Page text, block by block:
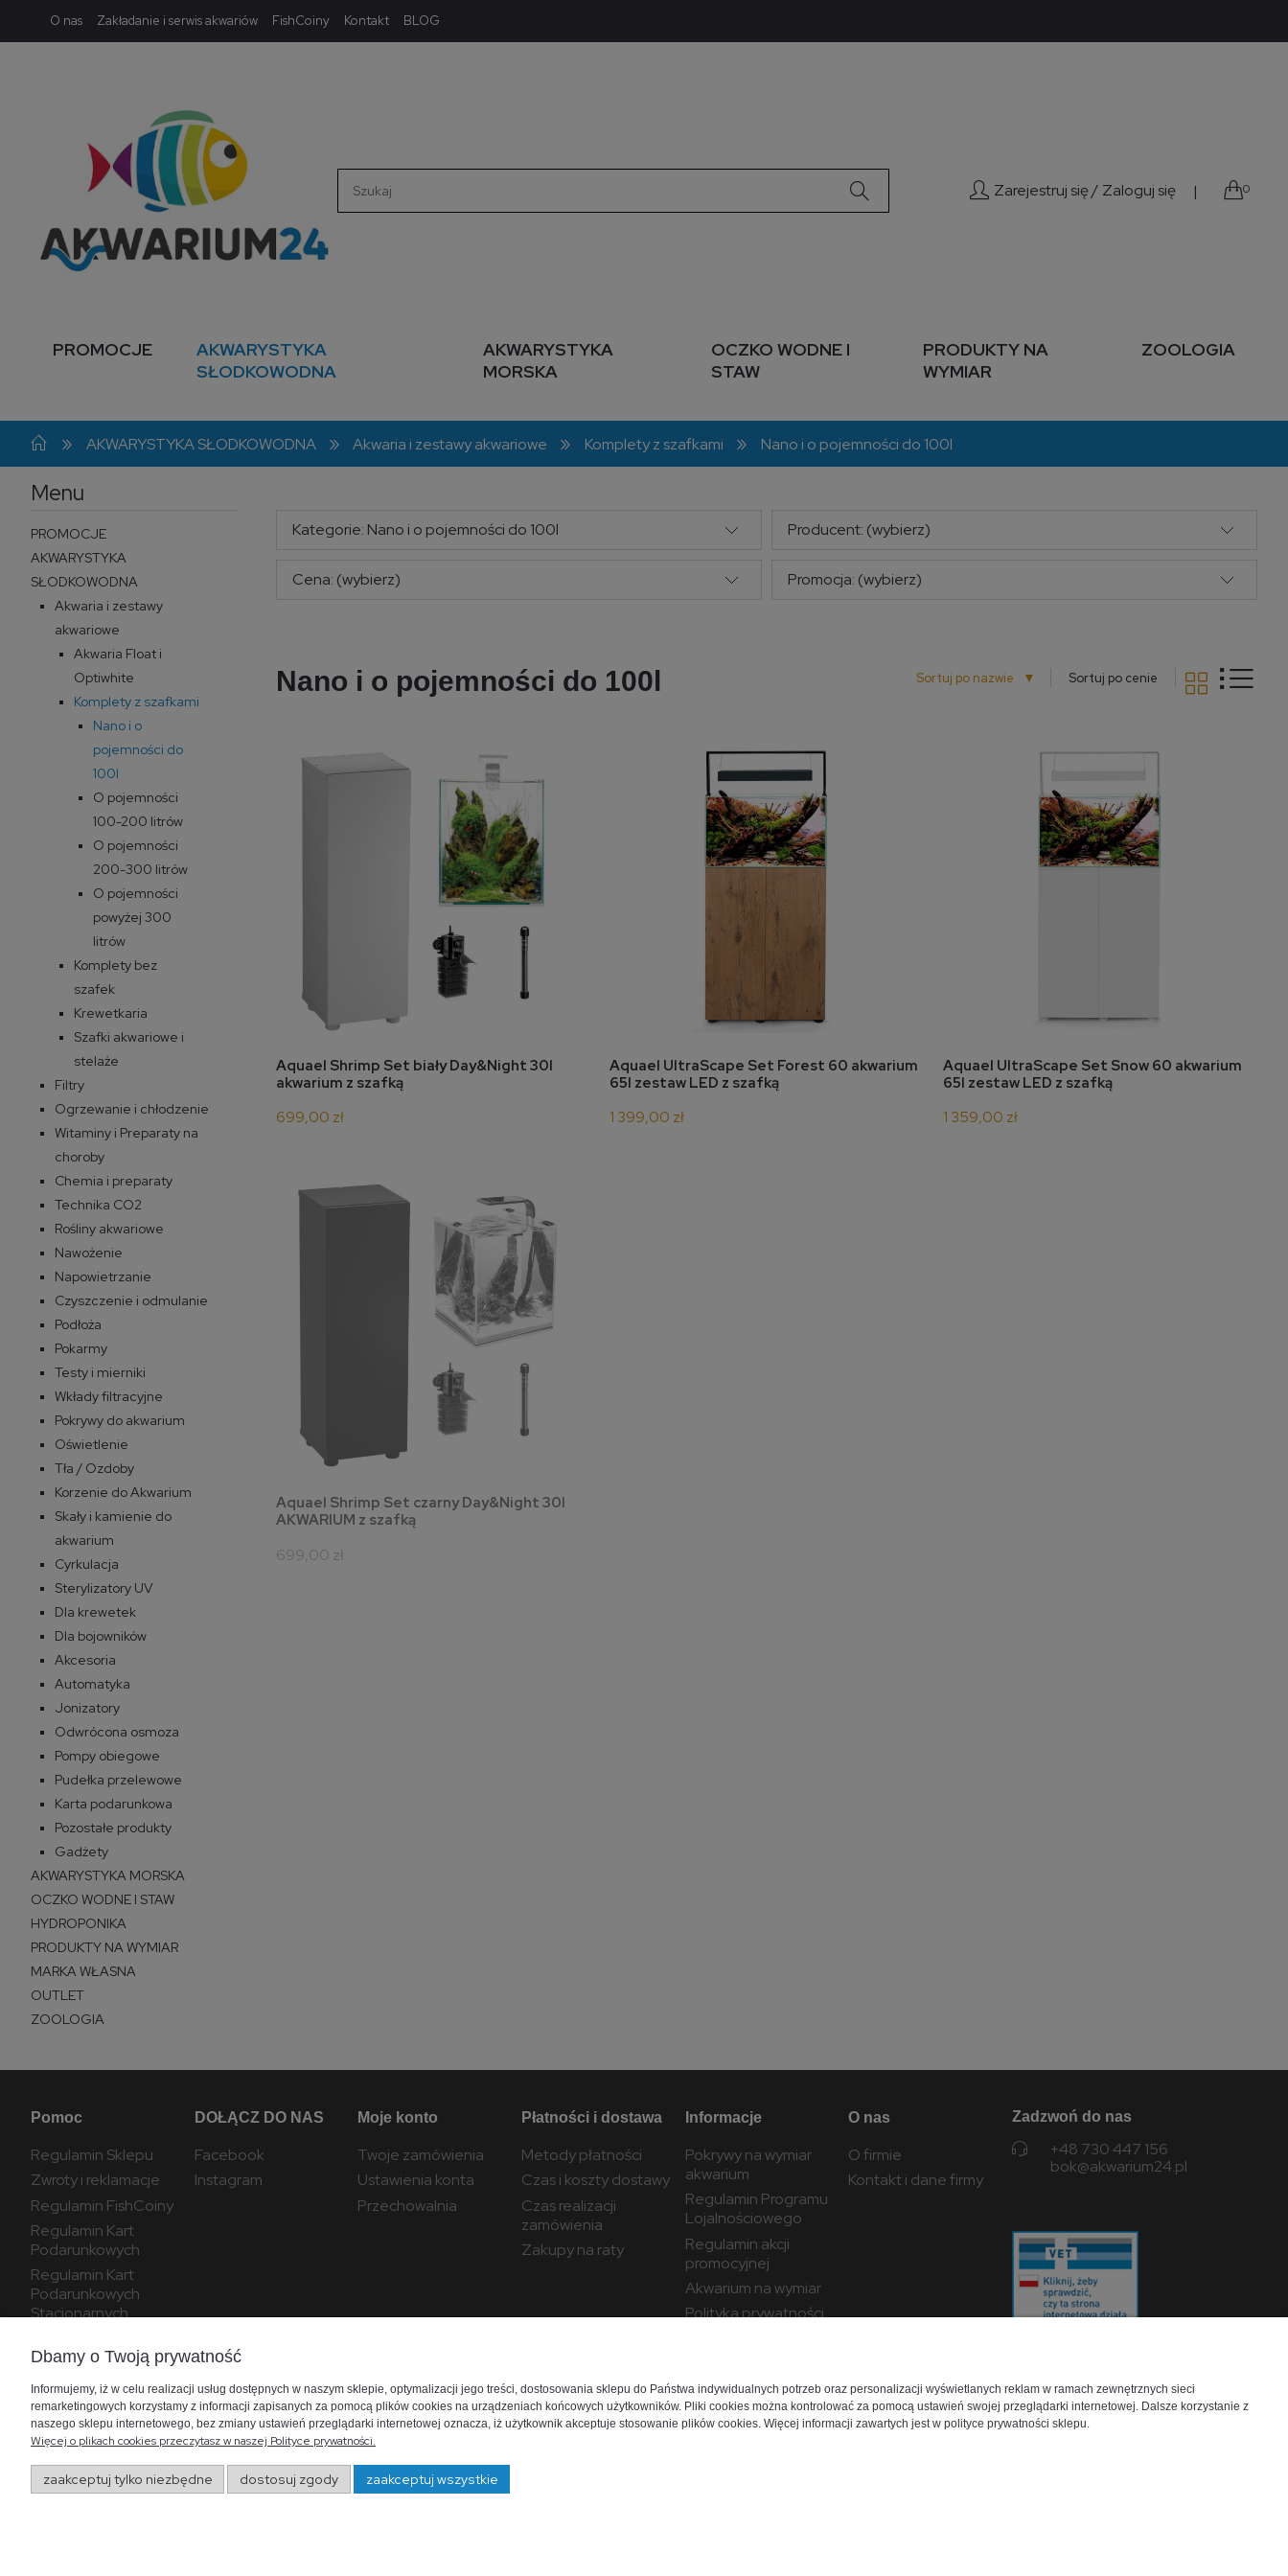
O nas Zakładanie i serwis akwariów FishCoiny Kontakt BLOG
Zarejestruj się / Zaloguj się | 0
PROMOCJE
AKWARYSTYKA
SŁODKOWODNA
AKWARYSTYKA
MORSKA
OCZKO WODNE I
STAW
PRODUKTY NA
WYMIAR
ZOOLOGIA
» AKWARYSTYKA SŁODKOWODNA » Akwaria i zestawy akwariowe » Komplety z szafkami » Nano i o pojemności do 100l
Menu
PROMOCJE
AKWARYSTYKA
SŁODKOWODNA
Akwaria i zestawy
akwariowe
Akwaria Float i
Optiwhite
Komplety z szafkami
Nano i o
pojemności do
100l
O pojemności
100-200 litrów
O pojemności
200-300 litrów
O pojemności
powyżej 300
litrów
Komplety bez
szafek
Krewetkaria
Szafki akwariowe i
stelaże
Filtry
Ogrzewanie i chłodzenie
Witaminy i Preparaty na
choroby
Chemia i preparaty
Technika CO2
Rośliny akwariowe
Nawożenie
Napowietrzanie
Czyszczenie i odmulanie
Podłoża
Pokarmy
Testy i mierniki
Wkłady filtracyjne
Pokrywy do akwarium
Oświetlenie
Tła / Ozdoby
Korzenie do Akwarium
Skały i kamienie do
akwarium
Cyrkulacja
Sterylizatory UV
Dla krewetek
Dla bojowników
Akcesoria
Automatyka
Jonizatory
Odwrócona osmoza
Pompy obiegowe
Pudełka przelewowe
Karta podarunkowa
Pozostałe produkty
Gadżety
AKWARYSTYKA MORSKA
OCZKO WODNE I STAW
HYDROPONIKA
PRODUKTY NA WYMIAR
MARKA WŁASNA
OUTLET
ZOOLOGIA
Kategorie: Nano i o pojemności do 100l Producent: (wybierz)
Cena: (wybierz) Promocja: (wybierz)
Nano i o pojemności do 100l Sortuj po nazwie ▼ Sortuj po cenie
do koszyka
Aquael Shrimp Set biały Day&Night 30l
akwarium z szafką
699,00 zł
do koszyka
Aquael UltraScape Set Forest 60 akwarium
65l zestaw LED z szafką
1 399,00 zł
do koszyka
Aquael UltraScape Set Snow 60 akwarium
65l zestaw LED z szafką
1 359,00 zł
powiadom o dostępności
Aquael Shrimp Set czarny Day&Night 30l
AKWARIUM z szafką
699,00 zł
Pomoc
Regulamin Sklepu
Zwroty i reklamacje
Regulamin FishCoiny
Regulamin Kart
Podarunkowych
Regulamin Kart
Podarunkowych
Stacjonarnych
LOJALNOŚCIOWY
DOŁĄCZ DO NAS
Facebook
Instagram
Moje konto
Twoje zamówienia
Ustawienia konta
Przechowalnia
Płatności i dostawa
Metody płatności
Czas i koszty dostawy
Czas realizacji
zamówienia
Zakupy na raty
Informacje
Pokrywy na wymiar
akwarium
Regulamin Programu
Lojalnościowego
Regulamin akcji
promocyjnej
Akwarium na wymiar
Polityka prywatności
O nas
O firmie
Kontakt i dane firmy
Zadzwoń do nas
+48 730 447 156
bok@akwarium24.pl
Wojewódzki Inspektorat
Dbamy o Twoją prywatność
Informujemy, iż w celu realizacji usług dostępnych w naszym sklepie, optymalizacji jego treści, dostosowania sklepu do Państwa indywidualnych potrzeb oraz personalizacji wyświetlanych reklam w ramach zewnętrznych sieci
remarketingowych korzystamy z informacji zapisanych za pomocą plików cookies na urządzeniach końcowych użytkowników. Pliki cookies można kontrolować za pomocą ustawień swojej przeglądarki internetowej. Dalsze korzystanie z
naszego sklepu internetowego, bez zmiany ustawień przeglądarki internetowej oznacza, iż użytkownik akceptuje stosowanie plików cookies. Więcej informacji zawartych jest w polityce prywatności sklepu.
Więcej o plikach cookies przeczytasz w naszej Polityce prywatności.
zaakceptuj tylko niezbędne dostosuj zgody zaakceptuj wszystkie